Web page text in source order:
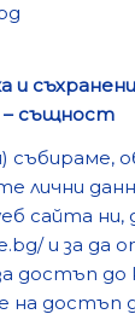
и
– същност
събираме,
лични
сайта
и за да
достъп до
на достъп